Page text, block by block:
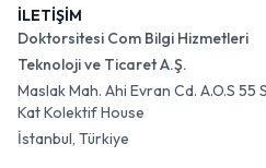
İLETİŞİM
Doktorsitesi Com Bilgi Hizmetleri
Teknoloji ve Ticaret A.Ş.
Maslak Mah. Ahi Evran Cd. A.O.S
Kat Kolektif House
İstanbul, Türkiye